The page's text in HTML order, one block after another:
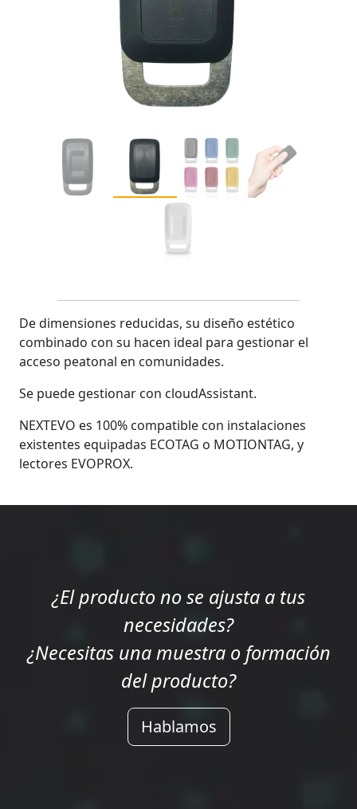
De dimensiones reducidas, su diseño estético
combinado con su hacen ideal para gestionar el
acceso peatonal en comunidades.
Se puede gestionar con cloudAssistant.
NEXTEVO es 100% compatible con instalaciones
existentes equipadas ECOTAG o MOTIONTAG, y
lectores EVOPROX.
¿El producto no se ajusta a tus
necesidades?
¿Necesitas una muestra o formación
del producto?
Hablamos